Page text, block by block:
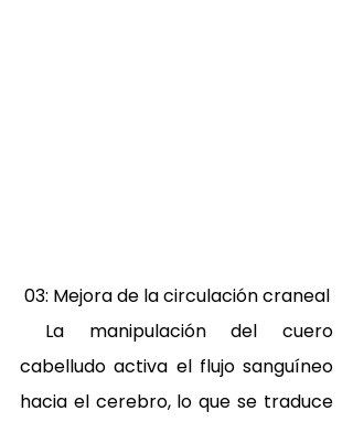
La manipulación del cuero
cabelludo activa el flujo sanguíneo
hacia el cerebro, lo que se traduce